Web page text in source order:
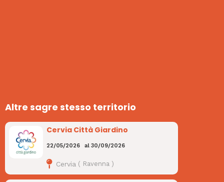
Altre sagre stesso territorio
Cervia Città Giardino
22/05/2026 al 30/09/2026
Cervia ( Ravenna)